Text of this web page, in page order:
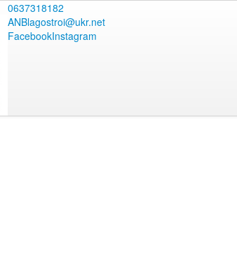
0637318182
ANBlagostroi@ukr.net
FacebookInstagram